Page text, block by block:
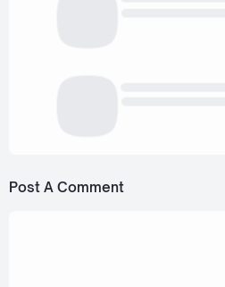
Post A Comment